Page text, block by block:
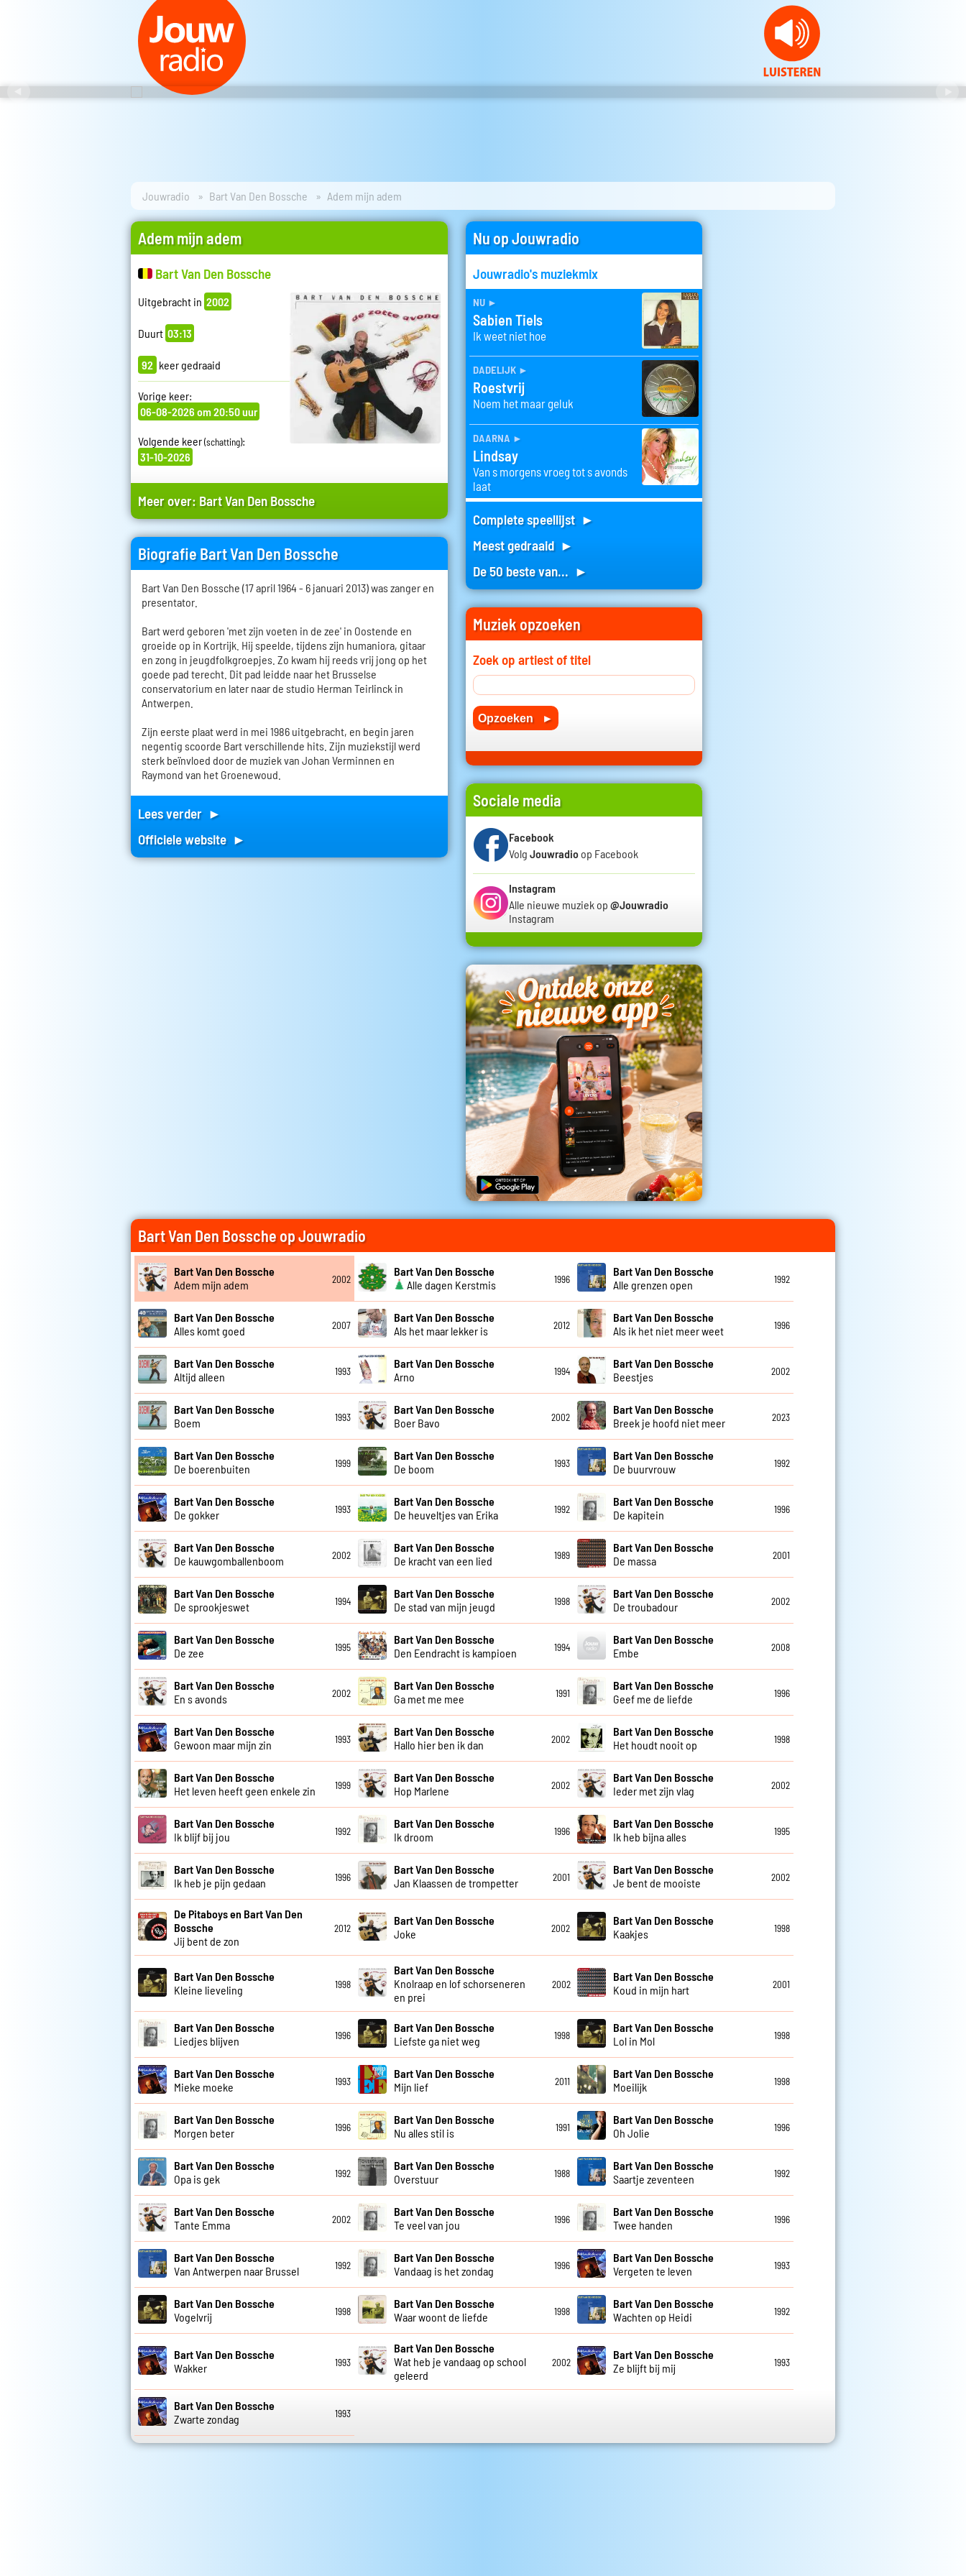
Jouwradio Bart Van Den Bossche Adem mijn adem
Adem mijn adem
Bart Van Den Bossche
Uitgebracht in 2002
Duurt 03:13
92 keer gedraaid
Vorige keer:
06-08-2026 om 20:50 uur
Volgende keer(schatting):
31-10-2026
Meer over: Bart Van Den Bossche
Biografie Bart Van Den Bossche
Bart Van Den Bossche (17 april 1964 - 6 januari 2013) was zanger en
presentator.
Bart werd geboren 'met zijn voeten in de zee' in Oostende en
groeide op in Kortrijk. Hij speelde, tijdens zijn humaniora, gitaar
en zong in jeugdfolkgroepjes. Zo kwam hij reeds vrij jong op het
goede pad terecht. Dit pad leidde naar het Brusselse
conservatorium en later naar de studio Herman Teirlinck in
Antwerpen.
Zijn eerste plaat werd in mei 1986 uitgebracht, en begin jaren
negentig scoorde Bart verschillende hits. Zijn muziekstijl werd
sterk beïnvloed door de muziek van Johan Verminnen en
Raymond van het Groenewoud.
Lees verder ►
Officiele website ►
Nu op Jouwradio
Jouwradio's muziekmix
nu ►
Sabien Tiels
Ik weet niet hoe
dadelijk ►
Roestvrij
Noem het maar geluk
daarna ►
Lindsay
Van s morgens vroeg tot s avonds
laat
Complete speellijst ►
Meest gedraaid ►
De 50 beste van... ►
Muziek opzoeken
Zoek op artiest of titel
Sociale media
Facebook
Volg Jouwradio op Facebook
Instagram
Alle nieuwe muziek op @Jouwradio
Instagram
Bart Van Den Bossche op Jouwradio
Bart Van Den Bossche
Adem mijn adem
2002
Bart Van Den Bossche
Alle dagen Kerstmis
1996
Bart Van Den Bossche
Alle grenzen open
1992
Bart Van Den Bossche
Alles komt goed
2007
Bart Van Den Bossche
Als het maar lekker is
2012
Bart Van Den Bossche
Als ik het niet meer weet
1996
Bart Van Den Bossche
Altijd alleen
1993
Bart Van Den Bossche
Arno
1994
Bart Van Den Bossche
Beestjes
2002
Bart Van Den Bossche
Boem
1993
Bart Van Den Bossche
Boer Bavo
2002
Bart Van Den Bossche
Breek je hoofd niet meer
2023
Bart Van Den Bossche
De boerenbuiten
1999
Bart Van Den Bossche
De boom
1993
Bart Van Den Bossche
De buurvrouw
1992
Bart Van Den Bossche
De gokker
1993
Bart Van Den Bossche
De heuveltjes van Erika
1992
Bart Van Den Bossche
De kapitein
1996
Bart Van Den Bossche
De kauwgomballenboom
2002
Bart Van Den Bossche
De kracht van een lied
1989
Bart Van Den Bossche
De massa
2001
Bart Van Den Bossche
De sprookjeswet
1994
Bart Van Den Bossche
De stad van mijn jeugd
1998
Bart Van Den Bossche
De troubadour
2002
Bart Van Den Bossche
De zee
1995
Bart Van Den Bossche
Den Eendracht is kampioen
1994
Bart Van Den Bossche
Embe
2008
Bart Van Den Bossche
En s avonds
2002
Bart Van Den Bossche
Ga met me mee
1991
Bart Van Den Bossche
Geef me de liefde
1996
Bart Van Den Bossche
Gewoon maar mijn zin
1993
Bart Van Den Bossche
Hallo hier ben ik dan
2002
Bart Van Den Bossche
Het houdt nooit op
1998
Bart Van Den Bossche
Het leven heeft geen enkele zin
1999
Bart Van Den Bossche
Hop Marlene
2002
Bart Van Den Bossche
Ieder met zijn vlag
2002
Bart Van Den Bossche
Ik blijf bij jou
1992
Bart Van Den Bossche
Ik droom
1996
Bart Van Den Bossche
Ik heb bijna alles
1995
Bart Van Den Bossche
Ik heb je pijn gedaan
1996
Bart Van Den Bossche
Jan Klaassen de trompetter
2001
Bart Van Den Bossche
Je bent de mooiste
2002
De Pitaboys en Bart Van Den
Bossche
Jij bent de zon
2012
Bart Van Den Bossche
Joke
2002
Bart Van Den Bossche
Kaakjes
1998
Bart Van Den Bossche
Kleine lieveling
1998
Bart Van Den Bossche
Knolraap en lof schorseneren
en prei
2002
Bart Van Den Bossche
Koud in mijn hart
2001
Bart Van Den Bossche
Liedjes blijven
1996
Bart Van Den Bossche
Liefste ga niet weg
1998
Bart Van Den Bossche
Lol in Mol
1998
Bart Van Den Bossche
Mieke moeke
1993
Bart Van Den Bossche
Mijn lief
2011
Bart Van Den Bossche
Moeilijk
1998
Bart Van Den Bossche
Morgen beter
1996
Bart Van Den Bossche
Nu alles stil is
1991
Bart Van Den Bossche
Oh Jolie
1996
Bart Van Den Bossche
Opa is gek
1992
Bart Van Den Bossche
Overstuur
1988
Bart Van Den Bossche
Saartje zeventeen
1992
Bart Van Den Bossche
Tante Emma
2002
Bart Van Den Bossche
Te veel van jou
1996
Bart Van Den Bossche
Twee handen
1996
Bart Van Den Bossche
Van Antwerpen naar Brussel
1992
Bart Van Den Bossche
Vandaag is het zondag
1996
Bart Van Den Bossche
Vergeten te leven
1993
Bart Van Den Bossche
Vogelvrij
1998
Bart Van Den Bossche
Waar woont de liefde
1998
Bart Van Den Bossche
Wachten op Heidi
1992
Bart Van Den Bossche
Wakker
1993
Bart Van Den Bossche
Wat heb je vandaag op school
geleerd
2002
Bart Van Den Bossche
Ze blijft bij mij
1993
Bart Van Den Bossche
Zwarte zondag
1993